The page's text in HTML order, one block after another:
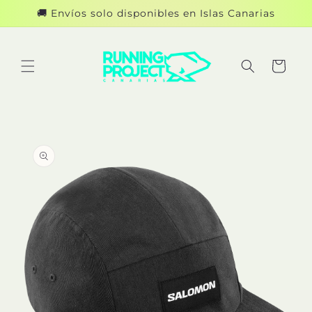
directamente
al contenido
🚚 Envíos solo disponibles en Islas Canarias
Carrito
información